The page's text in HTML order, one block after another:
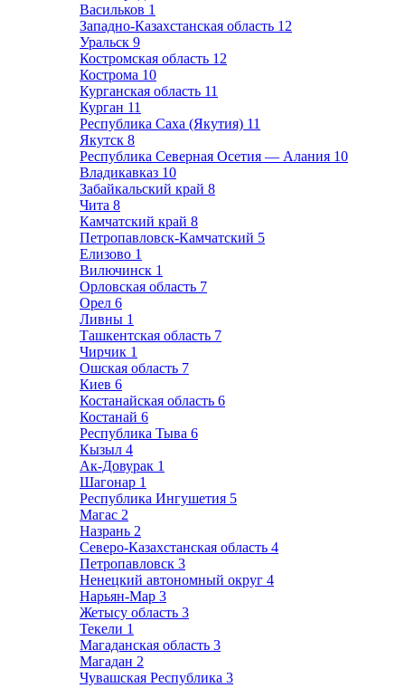
Васильков 1
Западно-Казахстанская область 12
Уральск 9
Костромская область 12
Кострома 10
Курганская область 11
Курган 11
Республика Саха (Якутия) 11
Якутск 8
Республика Северная Осетия — Алания 10
Владикавказ 10
Забайкальский край 8
Чита 8
Камчатский край 8
Петропавловск-Камчатский 5
Елизово 1
Вилючинск 1
Орловская область 7
Орел 6
Ливны 1
Ташкентская область 7
Чирчик 1
Ошская область 7
Киев 6
Костанайская область 6
Костанай 6
Республика Тыва 6
Кызыл 4
Ак-Довурак 1
Шагонар 1
Республика Ингушетия 5
Магас 2
Назрань 2
Северо-Казахстанская область 4
Петропавловск 3
Ненецкий автономный округ 4
Нарьян-Мар 3
Жетысу область 3
Текели 1
Магаданская область 3
Магадан 2
Чувашская Республика 3